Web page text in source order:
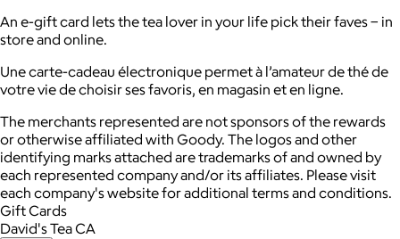
An e-gift card lets the tea lover in your life pick their faves − in
store and online.
Une carte-cadeau électronique permet à l’amateur de thé de
votre vie de choisir ses favoris, en magasin et en ligne.
The merchants represented are not sponsors of the rewards
or otherwise affiliated with Goody. The logos and other
identifying marks attached are trademarks of and owned by
each represented company and/or its affiliates. Please visit
each company's website for additional terms and conditions.
Gift Cards
David's Tea CA